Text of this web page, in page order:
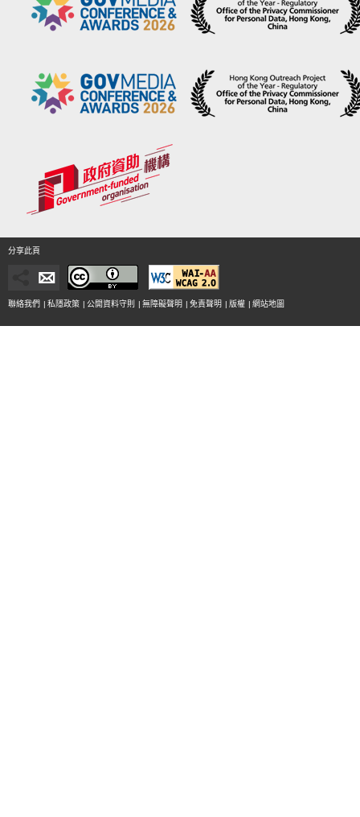
分享此頁
聯絡我們 | 私隱政策 | 公開資料守則 | 無障礙聲明 | 免責聲明 | 版權 | 網站地圖